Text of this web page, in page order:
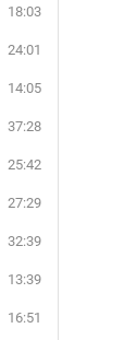
18:03
24:01
14:05
37:28
25:42
27:29
32:39
13:39
16:51